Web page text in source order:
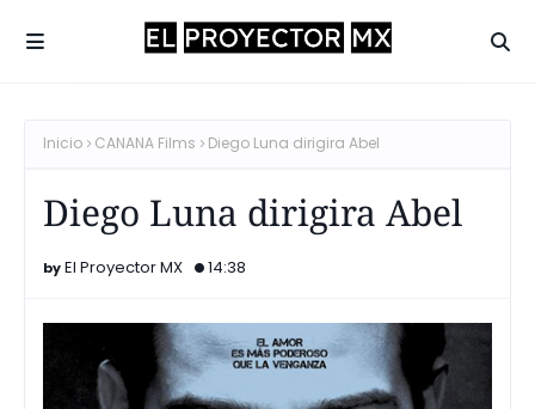
Inicio CANANA Films Diego Luna dirigira Abel
Diego Luna dirigira Abel
El Proyector MX 14:38